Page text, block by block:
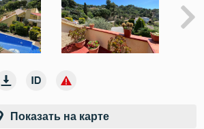
Показать на карте